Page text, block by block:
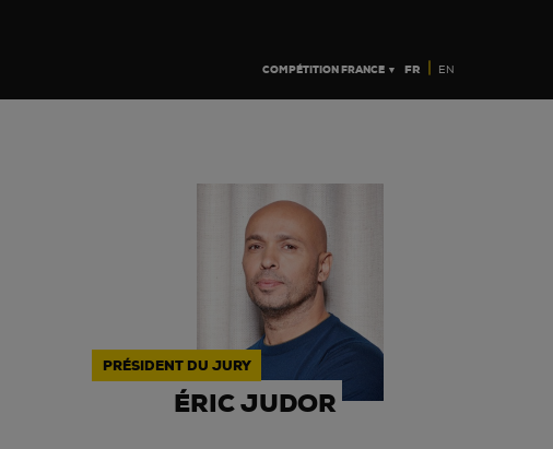
COMPÉTITION FRANCE ▼ FR | EN
ÉRIC JUDOR
PRÉSIDENT DU JURY